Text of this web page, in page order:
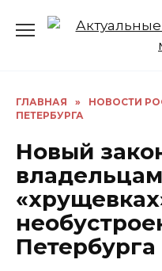
ГЛАВНАЯ » НОВОСТИ
ПЕТЕРБУРГА
Новый
Петербурга